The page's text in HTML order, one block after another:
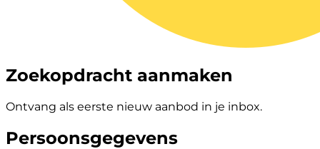
Zoekopdracht aanmaken
Ontvang als eerste nieuw aanbod in je inbox.
Persoonsgegevens